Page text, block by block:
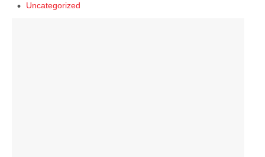
Uncategorized